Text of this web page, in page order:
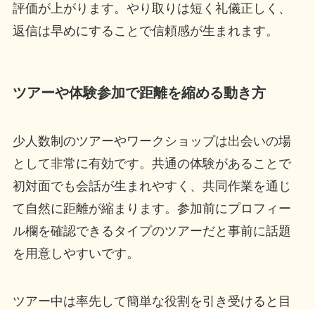
評価が上がります。やり取りは短く礼儀正しく、
返信は早めにすることで信頼感が生まれます。
ツアーや体験参加で距離を縮める動き方
少人数制のツアーやワークショップは出会いの場
として非常に有効です。共通の体験があることで
初対面でも会話が生まれやすく、共同作業を通じ
て自然に距離が縮まります。参加前にプロフィー
ル欄を確認できるタイプのツアーだと事前に話題
を用意しやすいです。
ツアー中は率先して簡単な役割を引き受けると目